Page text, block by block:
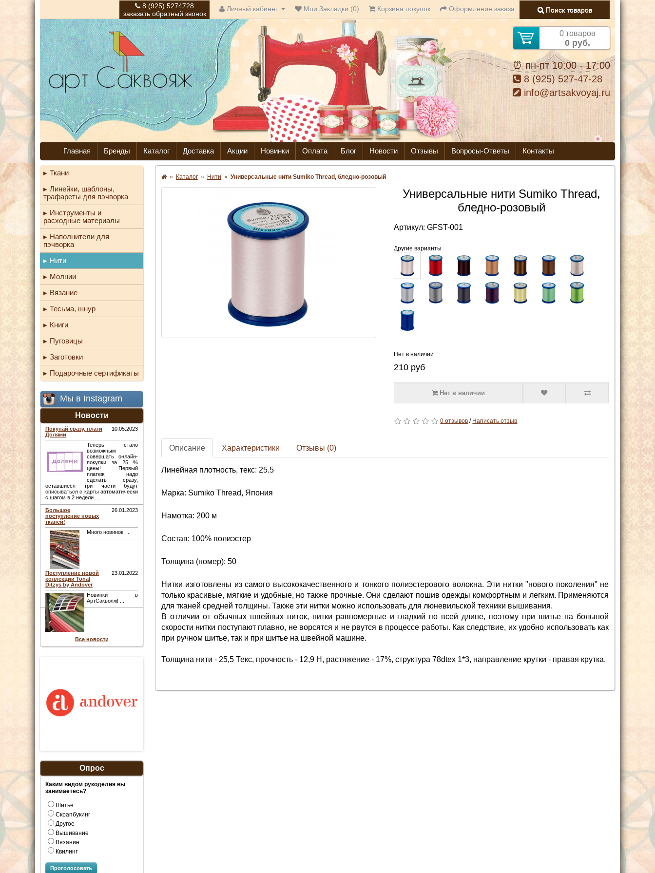
8 (925) 5274728
заказать обратный звонок
Личный кабинет Мои Закладки (0) Корзина покупок Оформление заказа Поиск товаров
0 товаров
0 руб.
⏰ пн-пт 10:00 - 17:00
8 (925) 527-47-28
info@artsakvoyaj.ru
Главная Бренды Каталог Доставка Акции Новинки Оплата Блог Новости Отзывы Вопросы-Ответы Контакты
Ткани
Линейки, шаблоны,
трафареты для пэчворка
Инструменты и
расходные материалы
Наполнители для
пэчворка
Нити
Молнии
Вязание
Тесьма, шнур
Книги
Пуговицы
Заготовки
Подарочные сертификаты
Мы в Instagram
Новости
Покупай сразу, плати
Долями
10.05.2023
Теперь стало
возможным
совершать онлайн-
покупки за 25 %
цены! Первый
платеж надо
сделать сразу,
оставшиеся три части будут
списываться с карты автоматически
с шагом в 2 недели. ...
Большое
поступление новых
тканей!
26.01.2023
Много новинок! ...
Поступление новой
коллекции Tonal
Ditzys by Andover
23.01.2022
Новинки в
АртСаквояж! ...
Все новости
Опрос
Каким видом рукоделия вы
занимаетесь?
Шитье
Скрапбукинг
Другое
Вышивание
Вязание
Квилинг
Проголосовать
» Каталог » Нити » Универсальные нити Sumiko Thread, бледно-розовый
Универсальные нити Sumiko Thread,
бледно-розовый
Артикул:GFST-001
Другие варианты
Нет в наличии
210 руб
Нет в наличии
0 отзывов / Написать отзыв
Описание Характеристики Отзывы (0)
Линейная плотность, текс: 25.5
Марка: Sumiko Thread, Япония
Намотка: 200 м
Состав: 100% полиэстер
Толщина (номер): 50
Нитки изготовлены из самого высококачественного и тонкого полиэстерового волокна. Эти нитки "нового поколения" не
только красивые, мягкие и удобные, но также прочные. Они сделают пошив одежды комфортным и легким. Применяются
для тканей средней толщины. Также эти нитки можно использовать для люневильской техники вышивания.
В отличии от обычных швейных ниток, нитки равномерные и гладкий по всей длине, поэтому при шитье на большой
скорости нитки поступают плавно, не ворсятся и не рвутся в процессе работы. Как следствие, их удобно использовать как
при ручном шитье, так и при шитье на швейной машине.
Толщина нити - 25,5 Текс, прочность - 12,9 Н, растяжение - 17%, структура 78dtex 1*3, направление крутки - правая крутка.